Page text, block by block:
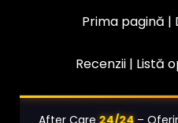
Prima pagină |
Recenzii | Listă
After Care 24/24 –